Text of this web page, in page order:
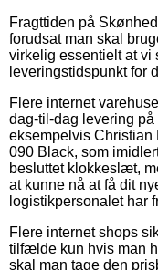
Fragttiden på
forudsat man skal
virkelig essentielt at
leveringstidspunkt for
Flere internet
dag-til-dag levering på
eksempelvis Christian
090 Black, som
besluttet klokkeslæt,
at kunne nå at få dit
logistikpersonalet har
Flere internet shops
tilfælde kun hvis man
skal man tage den